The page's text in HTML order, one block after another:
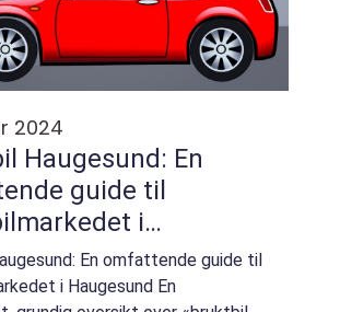
2024
Haugesund: En
guide til
i
En omfattende guide til
i Haugesund En